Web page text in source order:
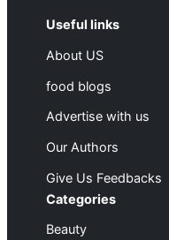
Useful links
About US
food blogs
Advertise with us
Our Authors
Give Us Feedbacks
Categories
Beauty